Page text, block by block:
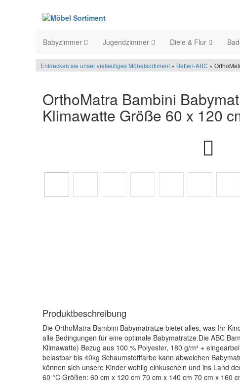
Babyzimmer Jugendzimmer Diele & Flur
Entdecken sie unser vielseitiges Möbelsortiment » Betten-ABC »
OrthoMatra Bambini
Klimawatte Größe 60 x 120
Produktbeschreibung
Die OrthoMatra Bambini Babymatratze bietet alles, was Ihr
alle Bedingungen für eine optimale Babymatratze.Die ABC
Klimawatte) Bezug aus 100 % Polyester, 180 g/m² +
belastbar bis 40kg Schaumstofffarbe kann abweichen
können sich unsere Kinder wohlig einkuscheln und ins Land
60 °C Größen: 60 cm x 120 cm 70 cm x 140 cm 70 cm x 160